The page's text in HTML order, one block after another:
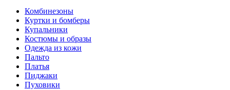
Комбинезоны
Куртки и бомберы
Купальники
Костюмы и образы
Одежда из кожи
Пальто
Платья
Пиджаки
Пуховики